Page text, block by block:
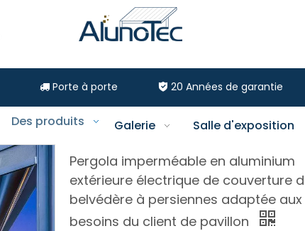
Porte à porte  20 Années de garantie
Des produits Galerie Salle d'exposition
Pergola imperméable en aluminium
extérieure électrique de couverture
belvédère à persiennes adaptée aux
besoins du client de pavillon